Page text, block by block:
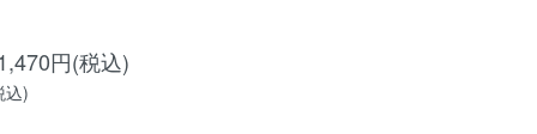
円(税込)
込)